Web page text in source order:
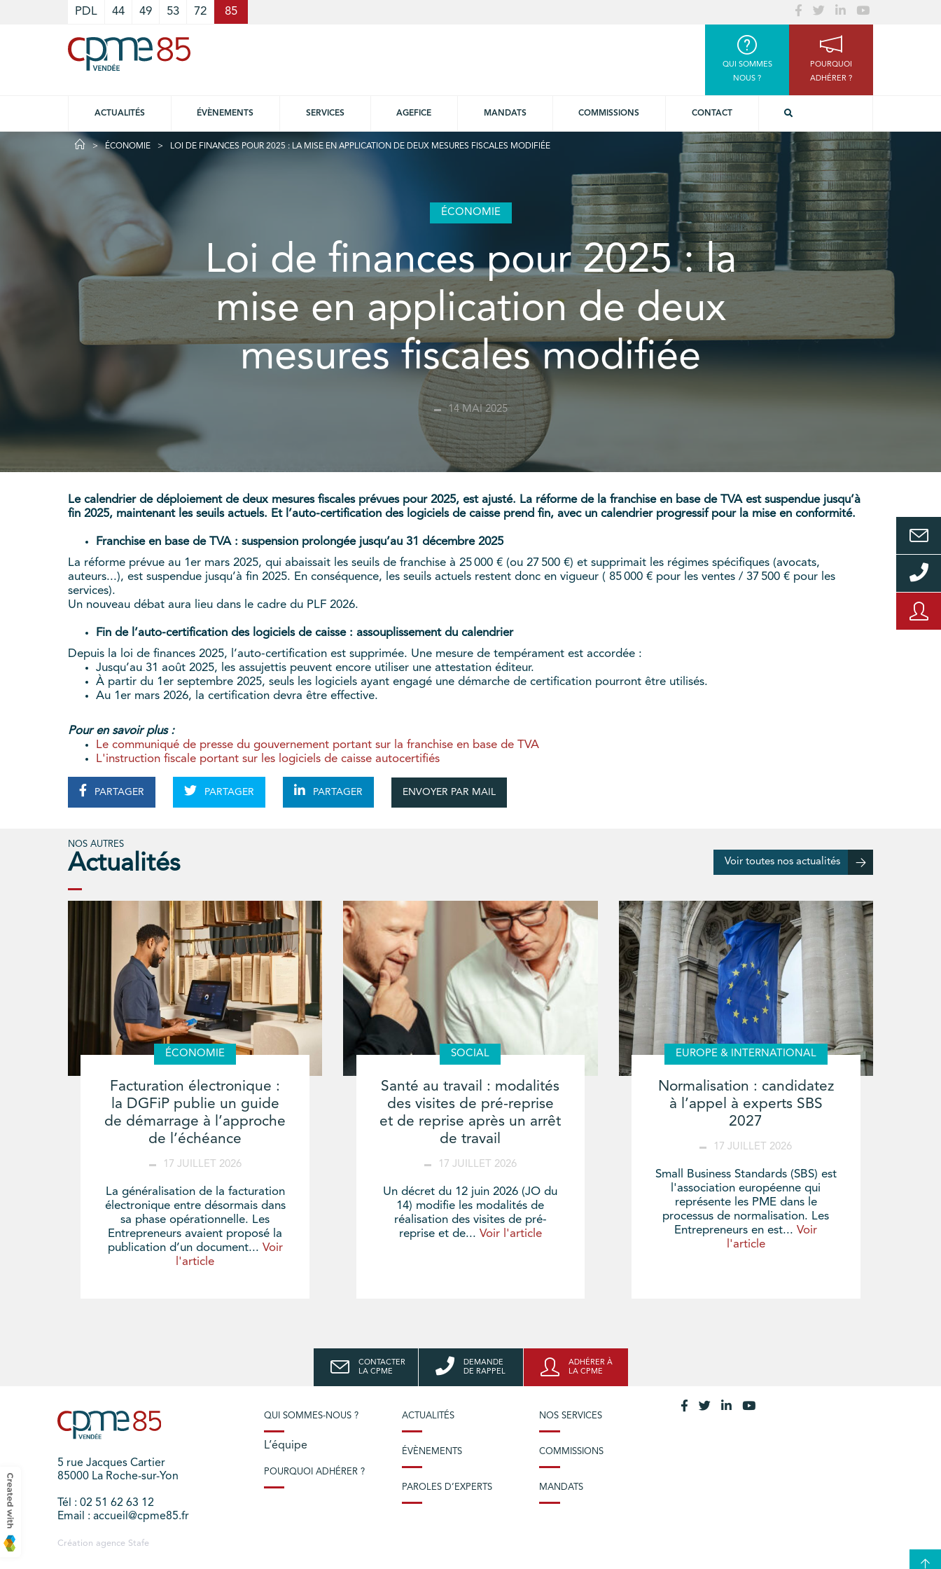
PDL 44 49 53 72 85
QUI SOMMES
NOUS ?
POURQUOI
ADHÉRER ?
ACTUALITÉS ÉVÈNEMENTS SERVICES AGEFICE MANDATS COMMISSIONS CONTACT
ÉCONOMIE LOI DE FINANCES POUR 2025 : LA MISE EN APPLICATION DE DEUX MESURES FISCALES MODIFIÉE
ÉCONOMIE
Loi de finances pour 2025 : la
mise en application de deux
mesures fiscales modifiée
14 MAI 2025
Le calendrier de déploiement de deux mesures fiscales prévues pour 2025, est ajusté. La réforme de la franchise en base de TVA est suspendue jusqu’à
fin 2025, maintenant les seuils actuels. Et l’auto-certification des logiciels de caisse prend fin, avec un calendrier progressif pour la mise en conformité.
Franchise en base de TVA : suspension prolongée jusqu’au 31 décembre 2025
La réforme prévue au 1er mars 2025, qui abaissait les seuils de franchise à 25 000 € (ou 27 500 €) et supprimait les régimes spécifiques (avocats,
auteurs...), est suspendue jusqu’à fin 2025. En conséquence, les seuils actuels restent donc en vigueur ( 85 000 € pour les ventes / 37 500 € pour les
services).
Un nouveau débat aura lieu dans le cadre du PLF 2026.
Fin de l’auto-certification des logiciels de caisse : assouplissement du calendrier
Depuis la loi de finances 2025, l’auto-certification est supprimée. Une mesure de tempérament est accordée :
Jusqu’au 31 août 2025, les assujettis peuvent encore utiliser une attestation éditeur.
À partir du 1er septembre 2025, seuls les logiciels ayant engagé une démarche de certification pourront être utilisés.
Au 1er mars 2026, la certification devra être effective.
Pour en savoir plus :
Le communiqué de presse du gouvernement portant sur la franchise en base de TVA
L'instruction fiscale portant sur les logiciels de caisse autocertifiés
PARTAGER PARTAGER PARTAGER ENVOYER PAR MAIL
NOS AUTRES
Actualités Voir toutes nos actualités
ÉCONOMIE
Facturation électronique :
la DGFiP publie un guide
de démarrage à l’approche
de l’échéance
17 JUILLET 2026
La généralisation de la facturation
électronique entre désormais dans
sa phase opérationnelle. Les
Entrepreneurs avaient proposé la
publication d’un document... Voir
l'article
SOCIAL
Santé au travail : modalités
des visites de pré-reprise
et de reprise après un arrêt
de travail
17 JUILLET 2026
Un décret du 12 juin 2026 (JO du
14) modifie les modalités de
réalisation des visites de pré-
reprise et de... Voir l'article
EUROPE & INTERNATIONAL
Normalisation : candidatez
à l’appel à experts SBS
2027
17 JUILLET 2026
Small Business Standards (SBS) est
l'association européenne qui
représente les PME dans le
processus de normalisation. Les
Entrepreneurs en est...Voir
l'article
CONTACTER
LA CPME
DEMANDE
DE RAPPEL
ADHÉRER À
LA CPME
5 rue Jacques Cartier
85000 La Roche-sur-Yon
Tél : 02 51 62 63 12
Email : accueil@cpme85.fr
Création agence Stafe
QUI SOMMES-NOUS ?
L’équipe
POURQUOI ADHÉRER ?
ACTUALITÉS
ÉVÈNEMENTS
PAROLES D’EXPERTS
NOS SERVICES
COMMISSIONS
MANDATS
Cookies management panel